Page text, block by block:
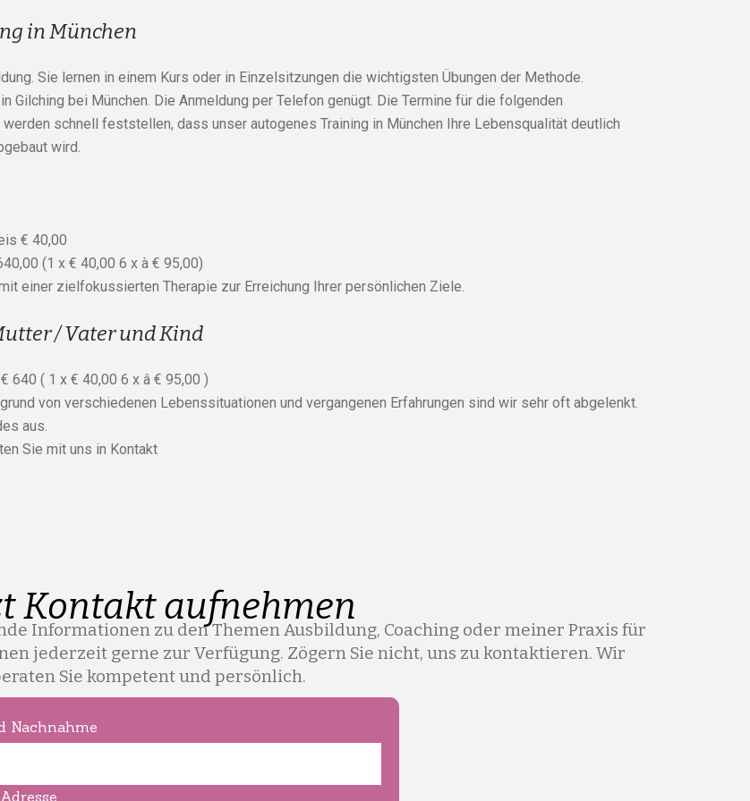
in München
Sie lernen in einem Kurs oder in Einzelsitzungen die wichtigsten Übungen der Methode.
Gilching bei München. Die Anmeldung per Telefon genügt. Die Termine für die folgenden
schnell feststellen, dass unser autogenes Training in München Ihre Lebensqualität deutlich
wird.
€ 40,00
(1 x € 40,00 6 x à € 95,00)
einer zielfokussierten Therapie zur Erreichung Ihrer persönlichen Ziele.
/ Vater und Kind
640 ( 1 x € 40,00 6 x â € 95,00 )
von verschiedenen Lebenssituationen und vergangenen Erfahrungen sind wir sehr oft abgelenkt.
aus.
Sie mit uns in Kontakt
Kontakt aufnehmen
Informationen zu den Themen Ausbildung, Coaching oder meiner Praxis für
jederzeit gerne zur Verfügung. Zögern Sie nicht, uns zu kontaktieren. Wir
Sie kompetent und persönlich.
Nachnahme